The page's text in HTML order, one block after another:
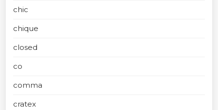
chic
chique
closed
co
comma
cratex